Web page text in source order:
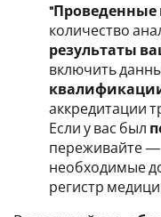
"Проведенные
количество
результаты
включить
аккредитации
Если у вас был
переживайте
необходимые
регистр